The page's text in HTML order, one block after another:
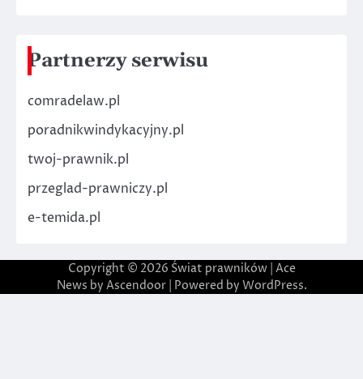
Partnerzy serwisu
comradelaw.pl
poradnikwindykacyjny.pl
twoj-prawnik.pl
przeglad-prawniczy.pl
e-temida.pl
Copyright © 2026 Świat prawników| Ace
News by Ascendoor| Powered by WordPress.